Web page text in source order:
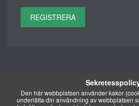
REGISTRERA
Den här webbplatsen använder kakor
underlätta din användning av webbplatsen